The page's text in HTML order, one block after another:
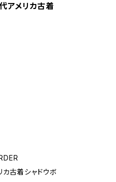
メリカ古着
古着シャドウボ